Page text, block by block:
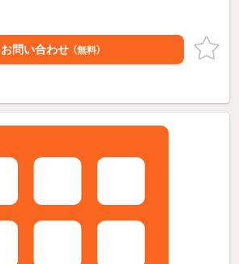
お問い合わせ （無料）